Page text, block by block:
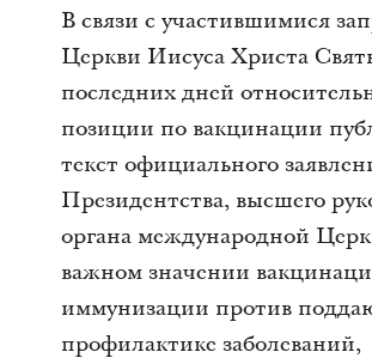
В связи с участившимися
Церкви Иисуса Христа
последних дней
позиции по вакцинации
текст официального
Президентства, высшего
органа международной
важном значении
иммунизации против
профилактике заболеваний,